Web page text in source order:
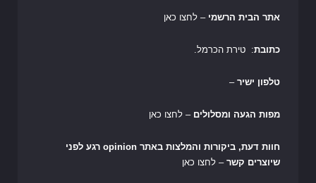
אתר הבית הרשמי – לחצו כאן
כתובת: טירת הכרמל.
טלפון ישיר –
מפות הגעה ומסלולים – לחצו כאן
חוות דעת, ביקורות והמלצות באתר opinion רגע לפני
שיוצרים קשר – לחצו כאן